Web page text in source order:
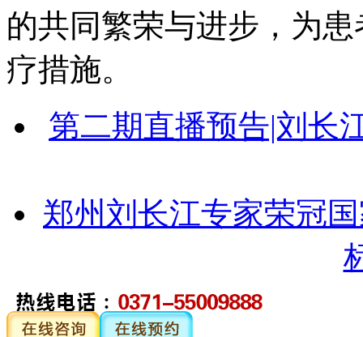
的共同繁荣与进步，为
疗措施。
第二期直播预告|刘长
郑州刘长江专家荣冠